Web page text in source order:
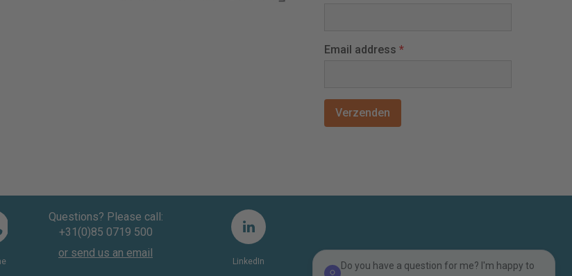
Email address *
Questions? Please call:
+31(0)85 0719 500
or send us an email
LinkedIn
Do you have a question for me? I'm happy to